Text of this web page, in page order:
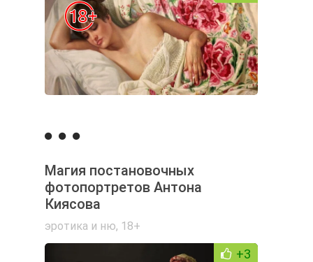
Магия постановочных
фотопортретов Антона
Киясова
эротика и ню, 18+
+3